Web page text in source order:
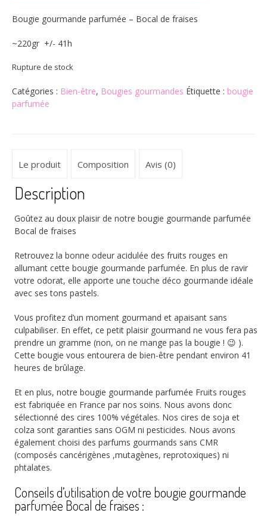
Bougie gourmande parfumée – Bocal de fraises
~220gr +/- 41h
Rupture de stock
Catégories : Bien-être, Bougies gourmandes Étiquette : bougie
parfumée
Le produit Composition Avis (0)
Description
Goûtez au doux plaisir de notre bougie gourmande parfumée
Bocal de fraises
Retrouvez la bonne odeur acidulée des fruits rouges en
allumant cette bougie gourmande parfumée. En plus de ravir
votre odorat, elle apporte une touche déco gourmande idéale
avec ses tons pastels.
Vous profitez d’un moment gourmand et apaisant sans
culpabiliser. En effet, ce petit plaisir gourmand ne vous fera pas
prendre un gramme (non, on ne mange pas la bougie ! 😉 ).
Cette bougie vous entourera de bien-être pendant environ 41
heures de brûlage.
Et en plus, notre bougie gourmande parfumée Fruits rouges
est fabriquée en France par nos soins. Nous avons donc
sélectionné des cires 100% végétales. Nos cires de soja et
colza sont garanties sans OGM ni pesticides. Nous avons
également choisi des parfums gourmands sans CMR
(composés cancérigènes ,mutagènes, reprotoxiques) ni
phtalates.
Conseils d’utilisation de votre bougie gourmande
parfumée Bocal de fraises :